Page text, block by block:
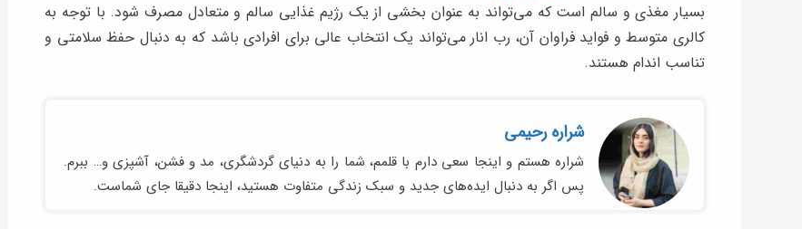
بسیار مغذی و سالم است که می‌تواند به عنوان بخشی از یک رژیم غذایی سالم و متعادل مصرف شود. با توجه به
کالری متوسط و فواید فراوان آن، رب انار می‌تواند یک انتخاب عالی برای افرادی باشد که به دنبال حفظ سلامتی و
تناسب اندام هستند.
شراره رحیمی
شراره هستم و اینجا سعی دارم با قلمم، شما را به دنیای گردشگری، مد و فشن، آشپزی و… ببرم.
پس اگر به دنبال ایده‌های جدید و سبک زندگی متفاوت هستید، اینجا دقیقا جای شماست.